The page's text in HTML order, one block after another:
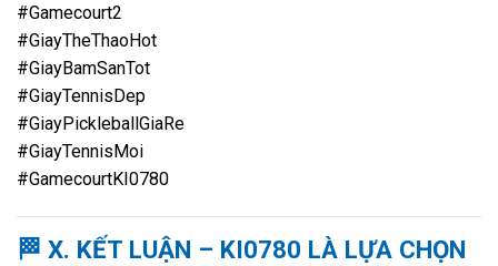
#Gamecourt2
#GiayTheThaoHot
#GiayBamSanTot
#GiayTennisDep
#GiayPickleballGiaRe
#GiayTennisMoi
#GamecourtKI0780
🏁 X. KẾT LUẬN – KI0780 LÀ LỰA CHỌN